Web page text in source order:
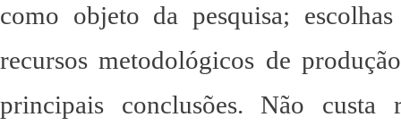
como objeto da pesquisa;
recursos metodológicos de
principais conclusões. Não custa